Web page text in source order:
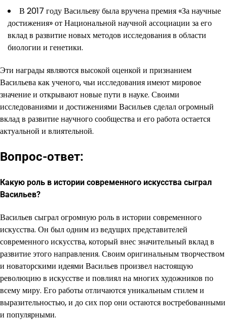
В 2017 году Васильеву была вручена премия «За научные
достижения» от Национальной научной ассоциации за его
вклад в развитие новых методов исследования в области
биологии и генетики.
Эти награды являются высокой оценкой и признанием
Васильева как ученого, чьи исследования имеют мировое
значение и открывают новые пути в науке. Своими
исследованиями и достижениями Васильев сделал огромный
вклад в развитие научного сообщества и его работа остается
актуальной и влиятельной.
Вопрос-ответ:
Какую роль в истории современного искусства сыграл
Васильев?
Васильев сыграл огромную роль в истории современного
искусства. Он был одним из ведущих представителей
современного искусства, который внес значительный вклад в
развитие этого направления. Своим оригинальным творчеством
и новаторскими идеями Васильев произвел настоящую
революцию в искусстве и повлиял на многих художников по
всему миру. Его работы отличаются уникальным стилем и
выразительностью, и до сих пор они остаются востребованными
и популярными.